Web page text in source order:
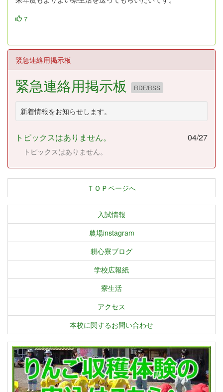
来年度もよりよい寮生活を送ってもらいたいです。
緊急連絡用掲示板
緊急連絡用掲示板 RDF/RSS
新着情報をお知らせします。
トピックスはありません。 04/27
トピックスはありません。
ＴＯＰページへ
入試情報
農場instagram
耕心寮ブログ
学校広報紙
寮生活
アクセス
本校に関するお問い合わせ